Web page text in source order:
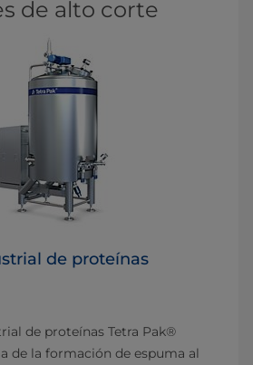
de alto corte
de proteínas
de proteínas Tetra Pak®
de la formación de espuma al